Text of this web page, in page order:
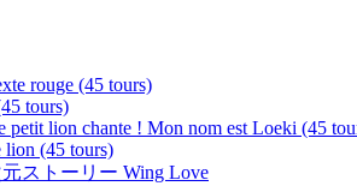
rouge (45 tours)
tours)
petit lion chante ! Mon nom est Loeki (45
(45 tours)
ストーリー Wing Love